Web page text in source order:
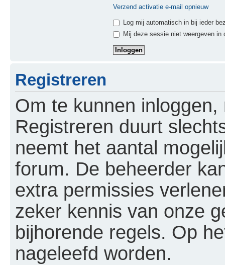
Verzend activatie e-mail opnieuw
Log mij automatisch in bij ieder
Mij deze sessie niet weergeven
Registreren
Om te kunnen
Registreren duurt
neemt het aantal
forum. De beheerder
extra permissies
zeker kennis van onze
bijhorende regels. Op
nageleefd worden.